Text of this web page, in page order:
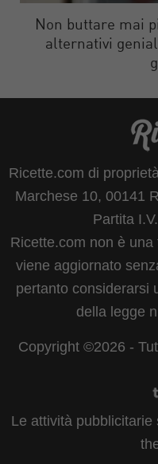
Non buttare mai
alternativi
Ricette.com di
Marchese 10, 00141
Partita
Ricette.com non è
viene aggiornato
pertanto considerarsi
della legge
Copyright ©2026 -
Le attività